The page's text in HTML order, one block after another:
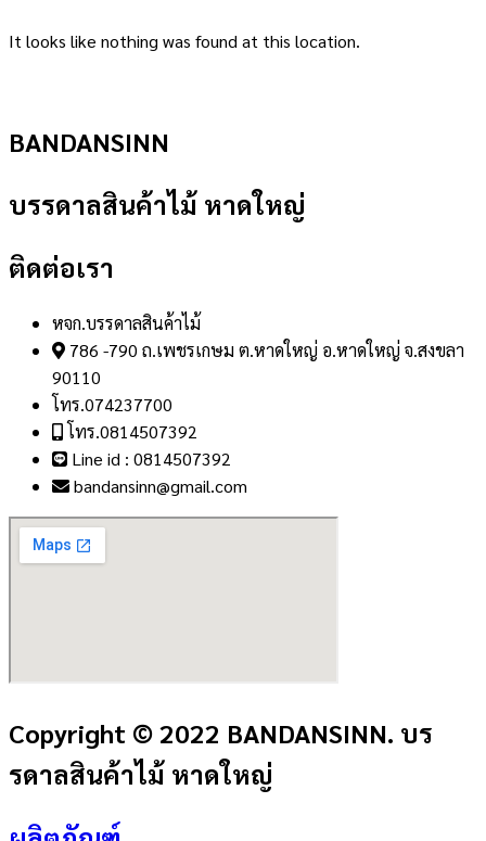
It looks like nothing was found at this location.
BANDANSINN
บรรดาลสินค้าไม้ หาดใหญ่
ติดต่อเรา
หจก.บรรดาลสินค้าไม้
786 -790 ถ.เพชรเกษม ต.หาดใหญ่ อ.หาดใหญ่ จ.สงขลา
90110
โทร.074237700
โทร.0814507392
Line id : 0814507392
bandansinn@gmail.com
Copyright © 2022 BANDANSINN. บร
รดาลสินค้าไม้ หาดใหญ่